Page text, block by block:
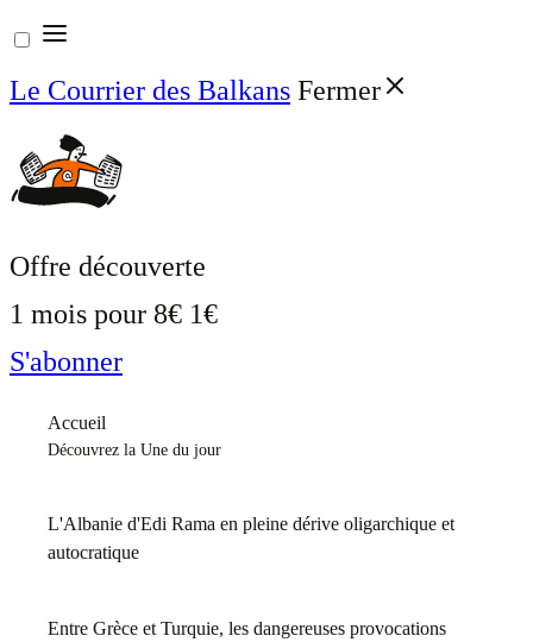
Aller
au
contenu
Le Courrier des Balkans Fermer
Offre découverte
1 mois pour 8€ 1€
S'abonner
Accueil
Découvrez la Une du jour
L'Albanie d'Edi Rama en pleine dérive oligarchique et
autocratique
Entre Grèce et Turquie, les dangereuses provocations